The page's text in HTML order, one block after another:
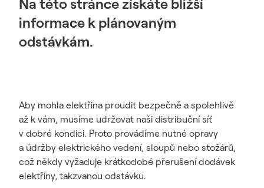
Na této stránce získáte bližší
informace k plánovaným
odstávkám.
Aby mohla elektřina proudit bezpečně a spolehlivě
až k vám, musíme udržovat naši distribuční síť
v dobré kondici. Proto provádíme nutné opravy
a údržby elektrického vedení, sloupů nebo stožárů,
což někdy vyžaduje krátkodobé přerušení dodávek
elektřiny, takzvanou odstávku.